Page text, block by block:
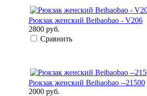
Рюкзак женский Beibaobao - V206
2800 руб.
Сравнить
Рюкзак женский Beibaobao --21500
2000 руб.